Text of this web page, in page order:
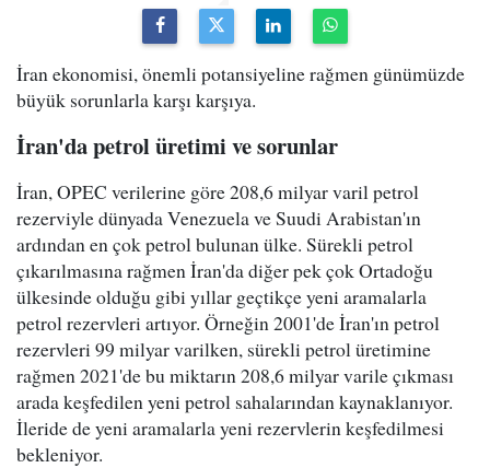
İran ekonomisi, önemli potansiyeline rağmen günümüzde
büyük sorunlarla karşı karşıya.
İran'da petrol üretimi ve sorunlar
İran, OPEC verilerine göre 208,6 milyar varil petrol
rezerviyle dünyada Venezuela ve Suudi Arabistan'ın
ardından en çok petrol bulunan ülke. Sürekli petrol
çıkarılmasına rağmen İran'da diğer pek çok Ortadoğu
ülkesinde olduğu gibi yıllar geçtikçe yeni aramalarla
petrol rezervleri artıyor. Örneğin 2001'de İran'ın petrol
rezervleri 99 milyar varilken, sürekli petrol üretimine
rağmen 2021'de bu miktarın 208,6 milyar varile çıkması
arada keşfedilen yeni petrol sahalarından kaynaklanıyor.
İleride de yeni aramalarla yeni rezervlerin keşfedilmesi
bekleniyor.